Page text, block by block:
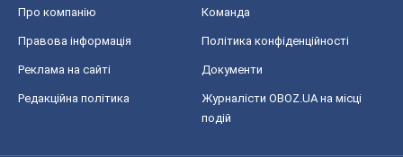
Про компанію Команда
Правова інформація Політика конфіденційності
Реклама на сайті Документи
Редакційна політика
Журналісти OBOZ.UA на місці
подій